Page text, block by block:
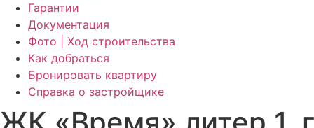
Гарантии
Документация
Фото | Ход строительства
Как добраться
Бронировать квартиру
Справка о застройщике